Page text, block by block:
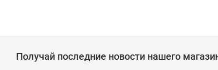
Получай последние новости нашего